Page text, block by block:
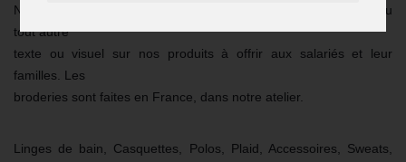
Notre atelier brode le logo de votre CSE, de votre entreprise ou
tout autre
texte ou visuel sur nos produits à offrir aux salariés et leur
familles. Les
broderies sont faites en France, dans notre atelier.
Linges de bain, Casquettes, Polos, Plaid, Accessoires, Sweats,